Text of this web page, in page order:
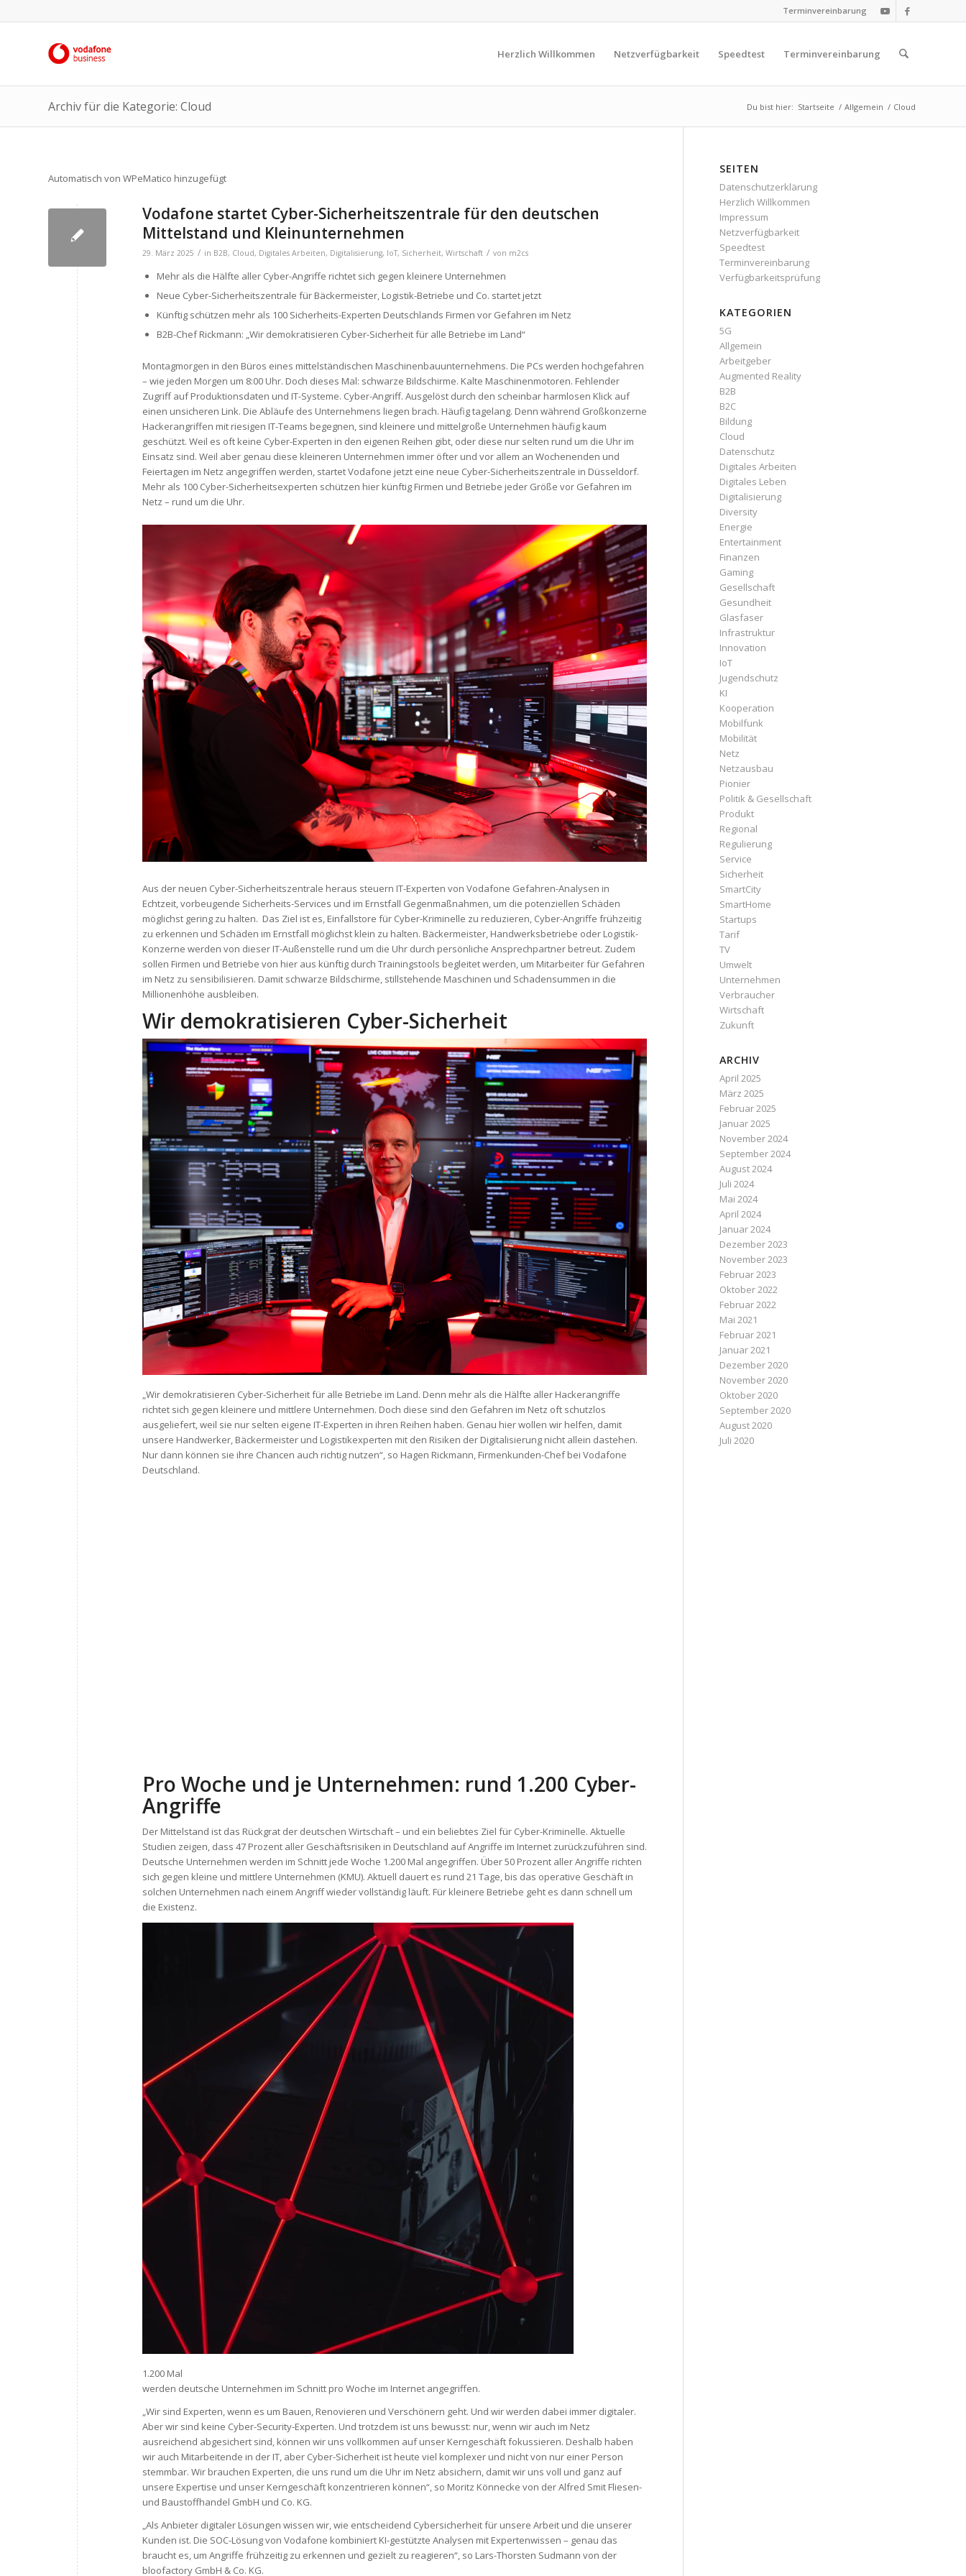
Terminvereinbarung
Herzlich Willkommen Netzverfügbarkeit Speedtest Terminvereinbarung
Archiv für die Kategorie: Cloud Du bist hier: Startseite / Allgemein / Cloud
Automatisch von WPeMatico hinzugefügt
Vodafone startet Cyber-Sicherheitszentrale für den deutschen
Mittelstand und Kleinunternehmen
29. März 2025 / in B2B, Cloud, Digitales Arbeiten, Digitalisierung, IoT, Sicherheit, Wirtschaft / von m2cs
Mehr als die Hälfte aller Cyber-Angriffe richtet sich gegen kleinere Unternehmen
Neue Cyber-Sicherheitszentrale für Bäckermeister, Logistik-Betriebe und Co. startet jetzt
Künftig schützen mehr als 100 Sicherheits-Experten Deutschlands Firmen vor Gefahren im Netz
B2B-Chef Rickmann: „Wir demokratisieren Cyber-Sicherheit für alle Betriebe im Land“
Montagmorgen in den Büros eines mittelständischen Maschinenbauunternehmens. Die PCs werden hochgefahren
– wie jeden Morgen um 8:00 Uhr. Doch dieses Mal: schwarze Bildschirme. Kalte Maschinenmotoren. Fehlender
Zugriff auf Produktionsdaten und IT-Systeme. Cyber-Angriff. Ausgelöst durch den scheinbar harmlosen Klick auf
einen unsicheren Link. Die Abläufe des Unternehmens liegen brach. Häufig tagelang. Denn während Großkonzerne
Hackerangriffen mit riesigen IT-Teams begegnen, sind kleinere und mittelgroße Unternehmen häufig kaum
geschützt. Weil es oft keine Cyber-Experten in den eigenen Reihen gibt, oder diese nur selten rund um die Uhr im
Einsatz sind. Weil aber genau diese kleineren Unternehmen immer öfter und vor allem an Wochenenden und
Feiertagen im Netz angegriffen werden, startet Vodafone jetzt eine neue Cyber-Sicherheitszentrale in Düsseldorf.
Mehr als 100 Cyber-Sicherheitsexperten schützen hier künftig Firmen und Betriebe jeder Größe vor Gefahren im
Netz – rund um die Uhr.
Aus der neuen Cyber-Sicherheitszentrale heraus steuern IT-Experten von Vodafone Gefahren-Analysen in
Echtzeit, vorbeugende Sicherheits-Services und im Ernstfall Gegenmaßnahmen, um die potenziellen Schäden
möglichst gering zu halten. Das Ziel ist es, Einfallstore für Cyber-Kriminelle zu reduzieren, Cyber-Angriffe frühzeitig
zu erkennen und Schäden im Ernstfall möglichst klein zu halten. Bäckermeister, Handwerksbetriebe oder Logistik-
Konzerne werden von dieser IT-Außenstelle rund um die Uhr durch persönliche Ansprechpartner betreut. Zudem
sollen Firmen und Betriebe von hier aus künftig durch Trainingstools begleitet werden, um Mitarbeiter für Gefahren
im Netz zu sensibilisieren. Damit schwarze Bildschirme, stillstehende Maschinen und Schadensummen in die
Millionenhöhe ausbleiben.
Wir demokratisieren Cyber-Sicherheit
„Wir demokratisieren Cyber-Sicherheit für alle Betriebe im Land. Denn mehr als die Hälfte aller Hackerangriffe
richtet sich gegen kleinere und mittlere Unternehmen. Doch diese sind den Gefahren im Netz oft schutzlos
ausgeliefert, weil sie nur selten eigene IT-Experten in ihren Reihen haben. Genau hier wollen wir helfen, damit
unsere Handwerker, Bäckermeister und Logistikexperten mit den Risiken der Digitalisierung nicht allein dastehen.
Nur dann können sie ihre Chancen auch richtig nutzen“, so Hagen Rickmann, Firmenkunden-Chef bei Vodafone
Deutschland.
Pro Woche und je Unternehmen: rund 1.200 Cyber-
Angriffe
Der Mittelstand ist das Rückgrat der deutschen Wirtschaft – und ein beliebtes Ziel für Cyber-Kriminelle. Aktuelle
Studien zeigen, dass 47 Prozent aller Geschäftsrisiken in Deutschland auf Angriffe im Internet zurückzuführen sind.
Deutsche Unternehmen werden im Schnitt jede Woche 1.200 Mal angegriffen. Über 50 Prozent aller Angriffe richten
sich gegen kleine und mittlere Unternehmen (KMU). Aktuell dauert es rund 21 Tage, bis das operative Geschäft in
solchen Unternehmen nach einem Angriff wieder vollständig läuft. Für kleinere Betriebe geht es dann schnell um
die Existenz.
1.200 Mal
werden deutsche Unternehmen im Schnitt pro Woche im Internet angegriffen.
„Wir sind Experten, wenn es um Bauen, Renovieren und Verschönern geht. Und wir werden dabei immer digitaler.
Aber wir sind keine Cyber-Security-Experten. Und trotzdem ist uns bewusst: nur, wenn wir auch im Netz
ausreichend abgesichert sind, können wir uns vollkommen auf unser Kerngeschäft fokussieren. Deshalb haben
wir auch Mitarbeitende in der IT, aber Cyber-Sicherheit ist heute viel komplexer und nicht von nur einer Person
stemmbar. Wir brauchen Experten, die uns rund um die Uhr im Netz absichern, damit wir uns voll und ganz auf
unsere Expertise und unser Kerngeschäft konzentrieren können“, so Moritz Könnecke von der Alfred Smit Fliesen-
und Baustoffhandel GmbH und Co. KG.
„Als Anbieter digitaler Lösungen wissen wir, wie entscheidend Cybersicherheit für unsere Arbeit und die unserer
Kunden ist. Die SOC-Lösung von Vodafone kombiniert KI-gestützte Analysen mit Expertenwissen – genau das
braucht es, um Angriffe frühzeitig zu erkennen und gezielt zu reagieren“, so Lars-Thorsten Sudmann von der
bloofactory GmbH & Co. KG.
SEITEN
Datenschutzerklärung
Herzlich Willkommen
Impressum
Netzverfügbarkeit
Speedtest
Terminvereinbarung
Verfügbarkeitsprüfung
KATEGORIEN
5G
Allgemein
Arbeitgeber
Augmented Reality
B2B
B2C
Bildung
Cloud
Datenschutz
Digitales Arbeiten
Digitales Leben
Digitalisierung
Diversity
Energie
Entertainment
Finanzen
Gaming
Gesellschaft
Gesundheit
Glasfaser
Infrastruktur
Innovation
IoT
Jugendschutz
KI
Kooperation
Mobilfunk
Mobilität
Netz
Netzausbau
Pionier
Politik & Gesellschaft
Produkt
Regional
Regulierung
Service
Sicherheit
SmartCity
SmartHome
Startups
Tarif
TV
Umwelt
Unternehmen
Verbraucher
Wirtschaft
Zukunft
ARCHIV
April 2025
März 2025
Februar 2025
Januar 2025
November 2024
September 2024
August 2024
Juli 2024
Mai 2024
April 2024
Januar 2024
Dezember 2023
November 2023
Februar 2023
Oktober 2022
Februar 2022
Mai 2021
Februar 2021
Januar 2021
Dezember 2020
November 2020
Oktober 2020
September 2020
August 2020
Juli 2020